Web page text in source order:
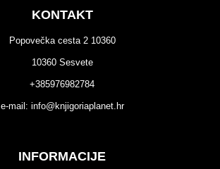
KONTAKT
Popovečka cesta 2 10360
10360 Sesvete
+385976982784
e-mail: info@knjigoriaplanet.hr
INFORMACIJE